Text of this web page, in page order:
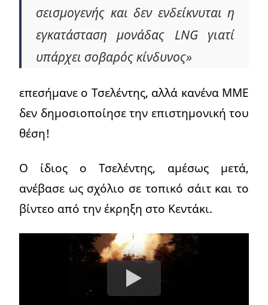
σεισμογενής και δεν ενδείκνυται η
εγκατάσταση μονάδας LNG γιατί
υπάρχει σοβαρός κίνδυνος»
επεσήμανε ο Τσελέντης, αλλά κανένα ΜΜΕ
δεν δημοσιοποίησε την επιστημονική του
θέση!
Ο ίδιος ο Τσελέντης, αμέσως μετά,
ανέβασε ως σχόλιο σε τοπικό σάιτ και το
βίντεο από την έκρηξη στο Κεντάκι.